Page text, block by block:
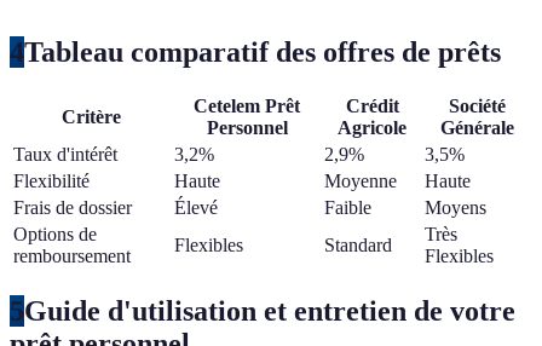
4Tableau comparatif des offres de prêts
Critère
Cetelem Prêt
Personnel
Crédit
Agricole
Société
Générale
Taux d'intérêt
3,2% 2,9%
3,5%
Flexibilité
Haute Moyenne
Haute
Frais de dossier
Élevé Faible
Moyens
Options de
remboursement
Flexibles Standard
Très
Flexibles
5Guide d'utilisation et entretien de votre